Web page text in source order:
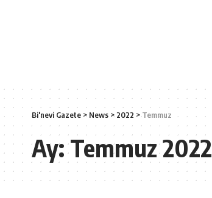
Bi'nevi Gazete > News > 2022 >Temmuz
Ay:Temmuz 2022